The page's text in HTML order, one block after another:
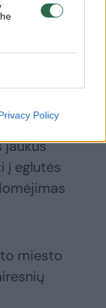
Policy
turėti ir
jaukus
į eglutės
miesto